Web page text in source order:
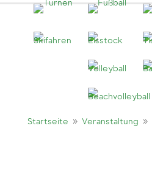
Startseite 9 Veranstaltung 9